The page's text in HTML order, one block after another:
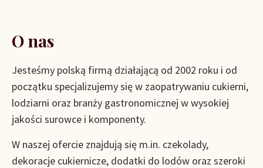
O nas
Jesteśmy polską firmą działającą od 2002 roku i od
początku specjalizujemy się w zaopatrywaniu cukierni,
lodziarni oraz branży gastronomicznej w wysokiej
jakości surowce i komponenty.
W naszej ofercie znajdują się m.in. czekolady,
dekoracje cukiernicze, dodatki do lodów oraz szeroki